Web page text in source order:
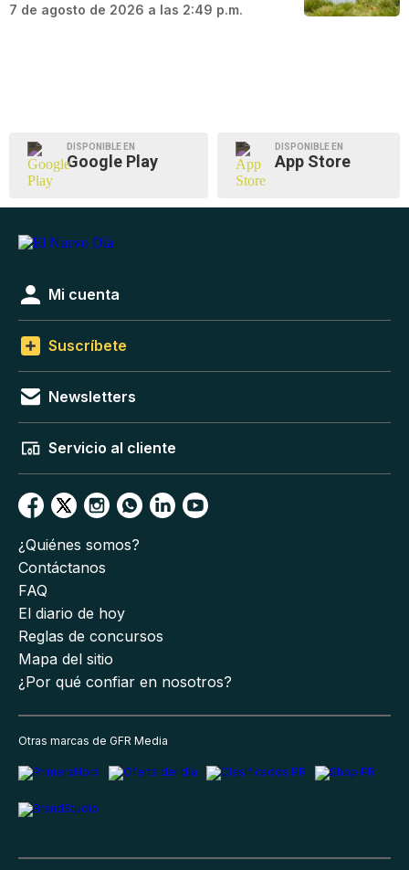
7 de agosto de 2026 a las 2:49 p.m.
DISPONIBLE EN
Google Play
DISPONIBLE EN
App Store
Mi cuenta
Suscríbete
Newsletters
Servicio al cliente
¿Quiénes somos?
Contáctanos
FAQ
El diario de hoy
Reglas de concursos
Mapa del sitio
¿Por qué confiar en nosotros?
Otras marcas de GFR Media